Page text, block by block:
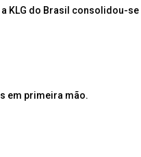
a KLG do Brasil consolidou-
em primeira mão.